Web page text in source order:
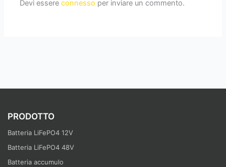
Devi essereconnesso per inviare un commento.
PRODOTTO
Batteria LiFePO4 12V
Batteria LiFePO4 48V
Batteria accumulo